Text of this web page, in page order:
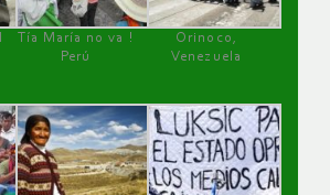
Tía María no va !
Perú
Orinoco,
Venezuela